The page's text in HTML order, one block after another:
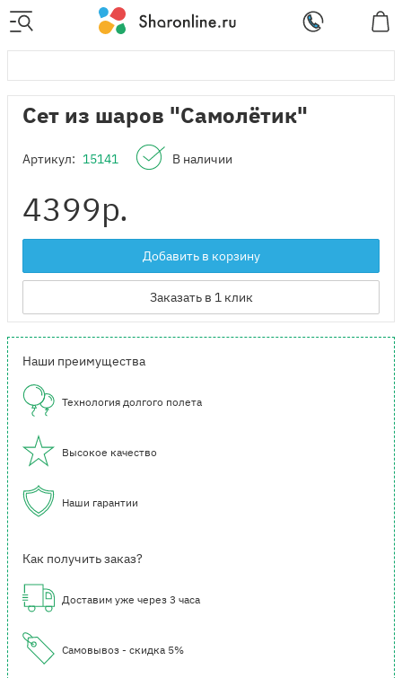
Сет из шаров "Самолётик"
Артикул: 15141 В наличии
4399р.
Добавить в корзину
Заказать в 1 клик
Наши преимущества
Технология долгого полета
Высокое качество
Наши гарантии
Как получить заказ?
Доставим уже через 3 часа
Самовывоз - скидка 5%